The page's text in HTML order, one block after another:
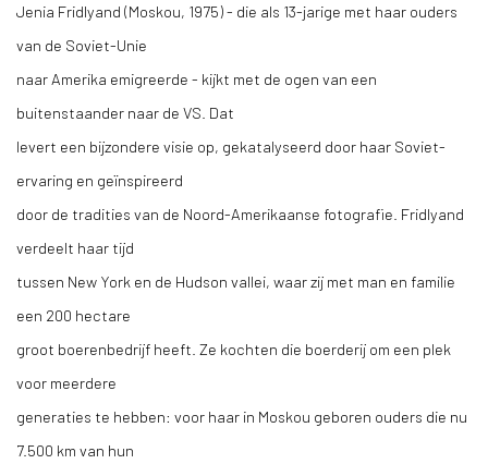
Jenia Fridlyand (Moskou, 1975) - die als 13-jarige met haar ouders
van de Soviet-Unie
naar Amerika emigreerde - kijkt met de ogen van een
buitenstaander naar de VS. Dat
levert een bijzondere visie op, gekatalyseerd door haar Soviet-
ervaring en geïnspireerd
door de tradities van de Noord-Amerikaanse fotografie. Fridlyand
verdeelt haar tijd
tussen New York en de Hudson vallei, waar zij met man en familie
een 200 hectare
groot boerenbedrijf heeft. Ze kochten die boerderij om een plek
voor meerdere
generaties te hebben: voor haar in Moskou geboren ouders die nu
7.500 km van hun